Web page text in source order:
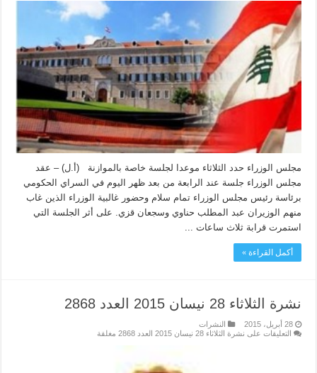
مجلس الوزراء حدد الثلاثاء موعدا لجلسة خاصة بالموازنة (أ.ل) – عقد
مجلس الوزراء جلسة عند الرابعة من بعد ظهر اليوم في السراي الحكومي
برئاسة رئيس مجلس الوزراء تمام سلام وحضور غالبية الوزراء الذين غاب
منهم الوزيران عبد المطلب حناوي وسجعان قزي. على أثر الجلسة التي
استمرت قرابة ثلاث ساعات ...
أكمل القراءة »
نشرة الثلاثاء 28 نيسان 2015 العدد 2868
28 أبريل، 2015
النشرات
التعليقات على نشرة الثلاثاء 28 نيسان 2015 العدد 2868 مغلقة